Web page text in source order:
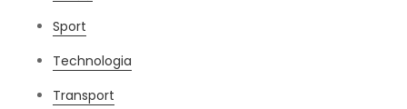
Sport
Technologia
Transport